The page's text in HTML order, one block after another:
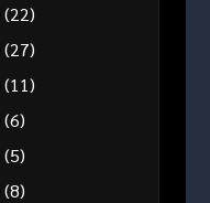
(22)
(27)
(11)
(6)
(5)
(8)